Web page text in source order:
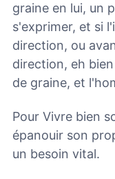
graine en lui, un
s'exprimer, et si
direction, ou
direction, eh
de graine, et
Pour Vivre bien
épanouir son
un besoin vital.